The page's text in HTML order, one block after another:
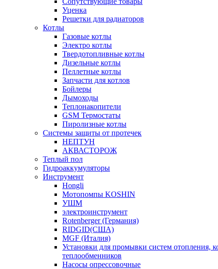
Уценка
Решетки для радиаторов
Котлы
Газовые котлы
Электро котлы
Твердотопливные котлы
Дизельные котлы
Пеллетные котлы
Запчасти для котлов
Бойлеры
Дымоходы
Теплонакопители
GSM Термостаты
Пиролизные котлы
Системы защиты от протечек
НЕПТУН
АКВАСТОРОЖ
Теплый пол
Гидроаккумуляторы
Инструмент
Hongli
Мотопомпы KOSHIN
УШМ
электроинструмент
Rotenberger (Германия)
RIDGID(США)
MGF (Италия)
Установки для промывки систем отопления,
теплообменников
Насосы опрессовочные